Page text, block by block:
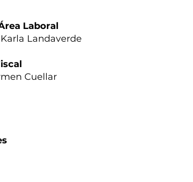
Laboral
Landaverde
Cuellar